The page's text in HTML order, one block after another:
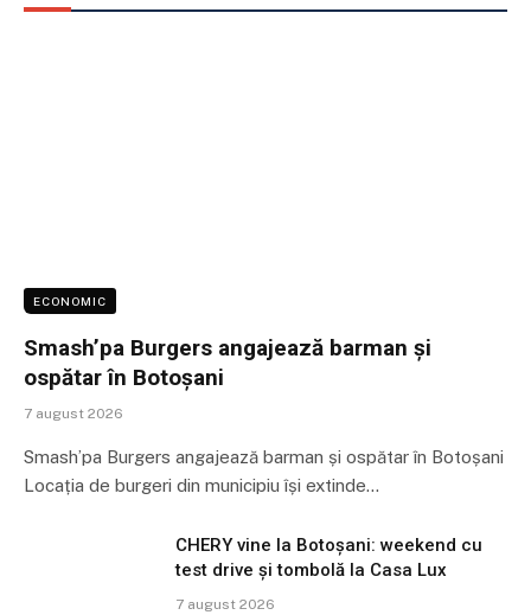
ECONOMIC
Smash’pa Burgers angajează barman și
ospătar în Botoșani
7 august 2026
Smash’pa Burgers angajează barman și ospătar în Botoșani
Locația de burgeri din municipiu își extinde…
CHERY vine la Botoșani: weekend cu
test drive și tombolă la Casa Lux
7 august 2026